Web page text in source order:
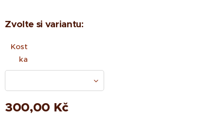
Zvolte si variantu:
Kost
ka
300,00 Kč